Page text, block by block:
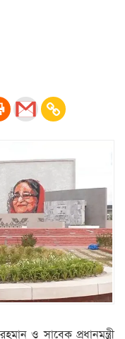
ও সাবেক প্রধানমন্ত্রী